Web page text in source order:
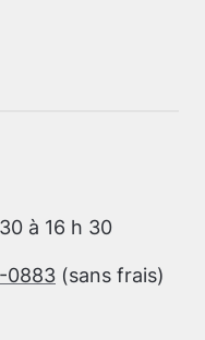
à 16 h 30
0883 (sans frais)